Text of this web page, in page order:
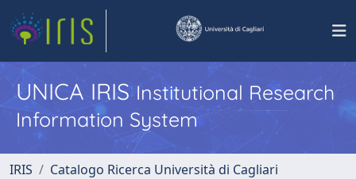
UNICA IRISInstitutional Research
Information System
IRIS
Catalogo Ricerca Università di Cagliari